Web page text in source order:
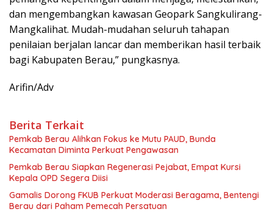
dan mengembangkan kawasan Geopark Sangkulirang-
Mangkalihat. Mudah-mudahan seluruh tahapan
penilaian berjalan lancar dan memberikan hasil terbaik
bagi Kabupaten Berau,” pungkasnya.
Arifin/Adv
Berita Terkait
Pemkab Berau Alihkan Fokus ke Mutu PAUD, Bunda
Kecamatan Diminta Perkuat Pengawasan
Pemkab Berau Siapkan Regenerasi Pejabat, Empat Kursi
Kepala OPD Segera Diisi
Gamalis Dorong FKUB Perkuat Moderasi Beragama, Bentengi
Berau dari Paham Pemecah Persatuan